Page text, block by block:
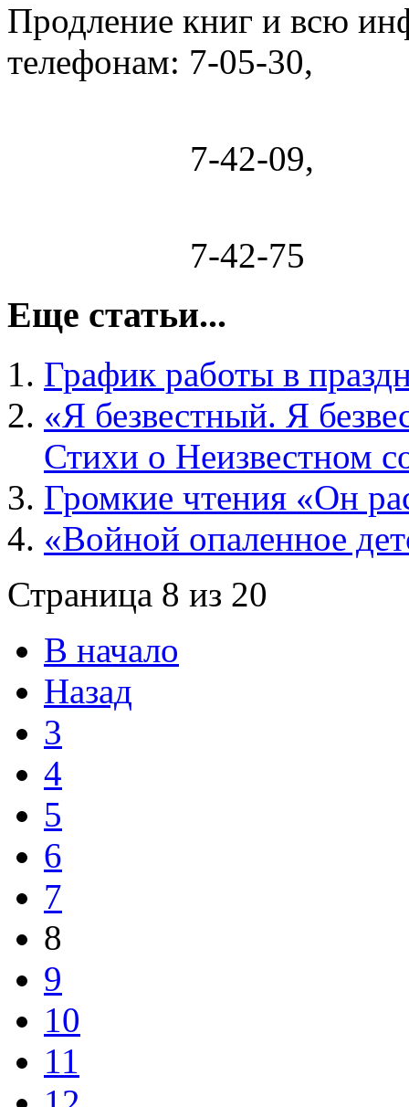
Продление книг и всю
телефонам: 7-05-30,
7-42-09,
7-42-75
Еще статьи...
График работы в
«Я безвестный. Я
Стихи о Неизвестном
Громкие чтения «Он
«Войной опаленное
Страница 8 из 20
В начало
Назад
3
4
5
6
7
8
9
10
11